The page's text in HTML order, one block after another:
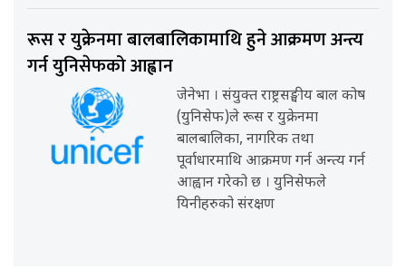
रूस र युक्रेनमा बालबालिकामाथि हुने आक्रमण अन्त्य
गर्न युनिसेफको आह्वान
जेनेभा । संयुक्त राष्ट्रसङ्घीय बाल कोष
(युनिसेफ)ले रूस र युक्रेनमा
बालबालिका, नागरिक तथा
पूर्वाधारमाथि आक्रमण गर्न अन्त्य गर्न
आह्वान गरेको छ । युनिसेफले
यिनीहरुको संरक्षण